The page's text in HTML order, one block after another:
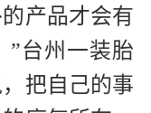
产品才会有
”台州一装胎
把自己的事